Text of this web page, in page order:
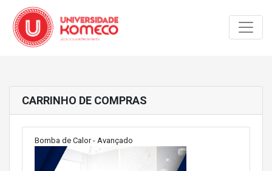
CARRINHO DE COMPRAS
Bomba de Calor - Avançado